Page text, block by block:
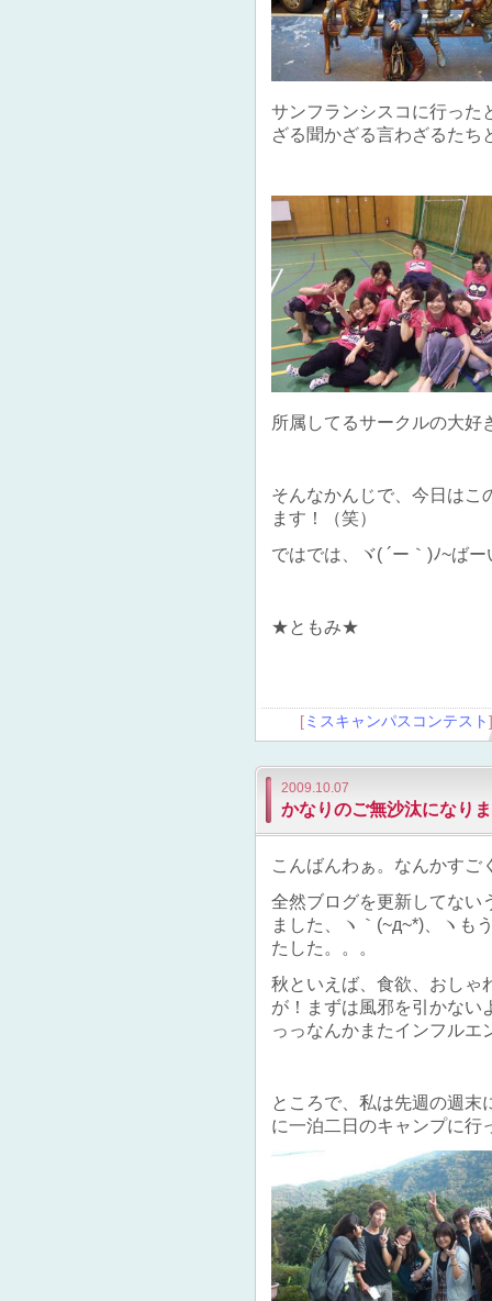
サンフランシスコに行った
ざる聞かざる言わざるたち
所属してるサークルの大好
そんなかんじで、今日はこ
ます！（笑）
ではでは、ヾ( ´ー｀)ﾉ~ばー
★ともみ★
[ミスキャンパスコンテスト
2009.10.07
かなりのご無沙汰になり
こんばんわぁ。なんかすご
全然ブログを更新してない
ました、ヽ｀(~д~*)、ヽも
たした。。。
秋といえば、食欲、おしゃ
が！まずは風邪を引かない
っっなんかまたインフル
ところで、私は先週の週末
に一泊二日のキャンプに